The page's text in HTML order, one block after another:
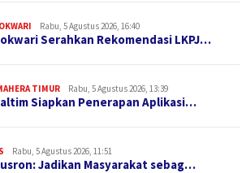
Rabu, 5 Agustus 2026, 16:40
Serahkan Rekomendasi LKPJ…
TIMUR Rabu, 5 Agustus 2026, 13:39
Siapkan Penerapan Aplikasi…
Rabu, 5 Agustus 2026, 11:51
Jadikan Masyarakat sebag…